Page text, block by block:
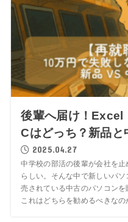
後輩へ届け！Excel
Cはどっち？新品と
2025.04.27
中学校の部活の後輩が会社を
らしい。そんな中で新しいパ
売されている中古のパソコンを
これはどちらを勧めるべきなの